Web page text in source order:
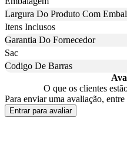
Largura Do Produto Com
Itens Inclusos
Garantia Do Fornecedor
Sac
Codigo De Barras
O que os clientes
Para enviar uma avaliação, entre
Entrar para avaliar